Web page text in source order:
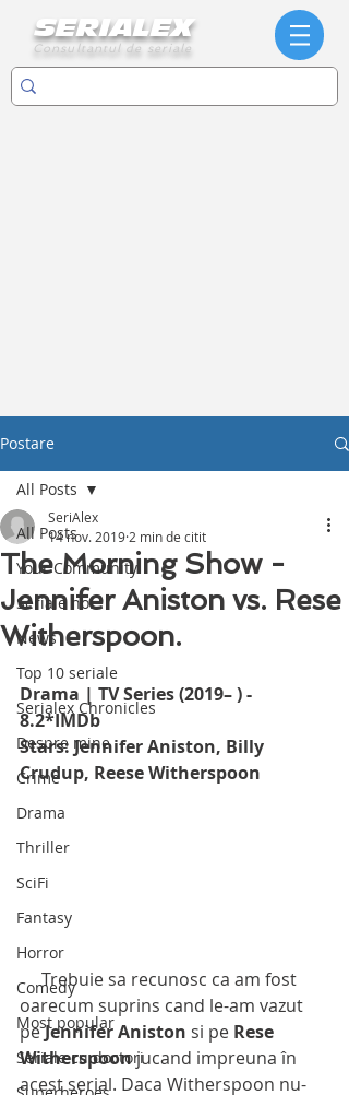
SERIALEX
Consultantul de seriale
Postare
All Posts
Your Community
Seriale noi
News
Top 10 seriale
Serialex Chronicles
Despre mine
Crime
Drama
Thriller
SciFi
Fantasy
Horror
Comedy
Most popular
Seriale cu doctori
All Posts
The Morning Show -
Jennifer Aniston vs. Rese
Witherspoon.
SeriAlex
14 nov. 2019 2 min de citit
Drama | TV Series (2019– ) -
8.2*IMDb
Stars: Jennifer Aniston, Billy
Crudup, Reese Witherspoon
Trebuie sa recunosc ca am fost
oarecum suprins cand le-am vazut
pe Jennifer Aniston si pe Rese
Witherspoon jucand impreuna în
acest serial. Daca Witherspoon nu-